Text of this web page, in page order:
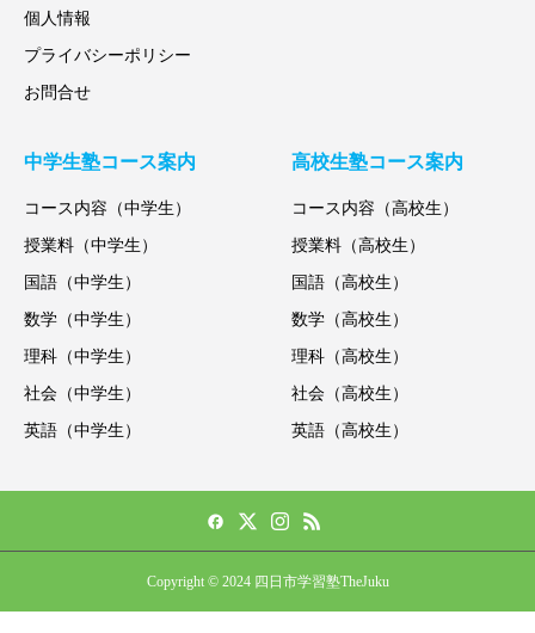
個人情報
プライバシーポリシー
お問合せ
中学生塾コース案内
コース内容（中学生）
授業料（中学生）
国語（中学生）
数学（中学生）
理科（中学生）
社会（中学生）
英語（中学生）
高校生塾コース案内
コース内容（高校生）
授業料（高校生）
国語（高校生）
数学（高校生）
理科（高校生）
社会（高校生）
英語（高校生）
Copyright © 2024 四日市学習塾TheJuku